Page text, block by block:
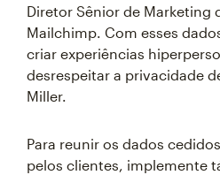
Diretor Sênior de Marketing
Mailchimp. Com esses
criar experiências
desrespeitar a privacidade
Miller.
Para reunir os dados
pelos clientes, implemente